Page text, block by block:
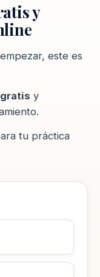
y
este es
y
tu práctica